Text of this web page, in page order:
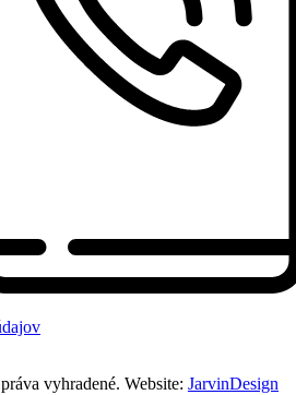
vyhradené. Website: JarvinDesign